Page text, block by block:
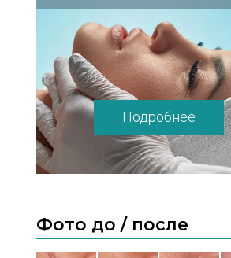
Подробнее
Фото до / после